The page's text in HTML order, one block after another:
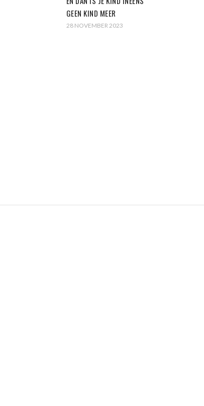
GEEN KIND MEER
28 NOVEMBER 2023